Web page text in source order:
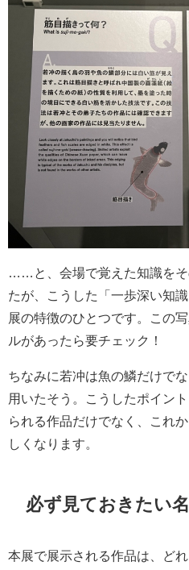
……と、会場で覚えた知識をそ
たが、こうした「一歩深い知
展の特徴のひとつです。この
ルがあったら要チェック！
ちなみに若冲は魚の鱗だけで
用いたそう。こうしたポイン
られる作品だけでなく、これ
しくなります。
必ず見ておきたい
本展で展示される作品は、ど